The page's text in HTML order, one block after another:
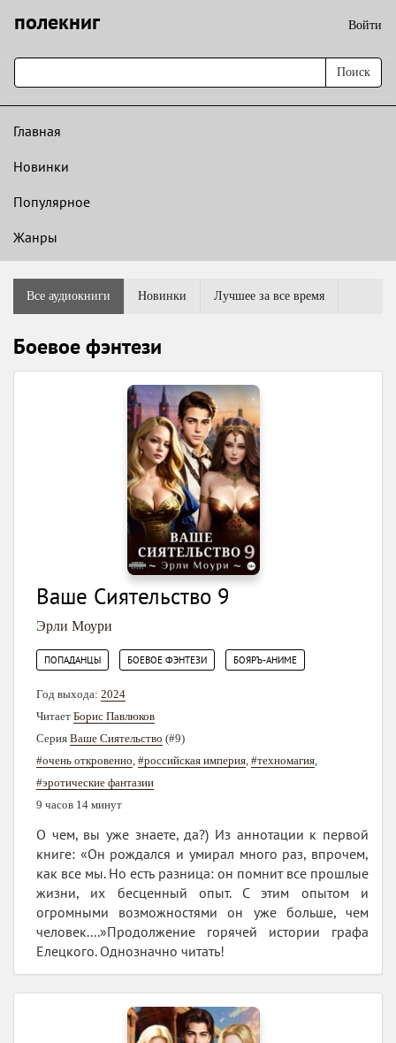
полекниг Войти
Поиск
Главная
Новинки
Популярное
Жанры
Все аудиокниги Новинки Лучшее за все время
Боевое фэнтези
Ваше Сиятельство 9
Эрли Моури
ПОПАДАНЦЫ БОЕВОЕ ФЭНТЕЗИ БОЯРЪ-АНИМЕ
Год выхода: 2024
Читает Борис Павлюков
Серия Ваше Сиятельство (#9)
#очень откровенно #российская империя #техномагия
#эротические фантазии
9 часов 14 минут
О чем, вы уже знаете, да?) Из аннотации к первой
книге: «Он рождался и умирал много раз, впрочем,
как все мы. Но есть разница: он помнит все прошлые
жизни, их бесценный опыт. С этим опытом и
огромными возможностями он уже больше, чем
человек....»Продолжение горячей истории графа
Елецкого. Однозначно читать!